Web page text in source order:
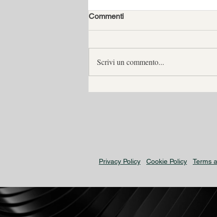
FALSO IN PERIZIA
Commenti
Scrivi un commento...
Privacy Policy Cookie Policy Terms